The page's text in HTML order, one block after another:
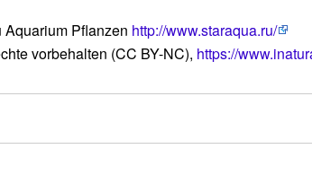
Aquarium Pflanzen http://www.staraqua.ru/
vorbehalten (CC BY-NC), https://